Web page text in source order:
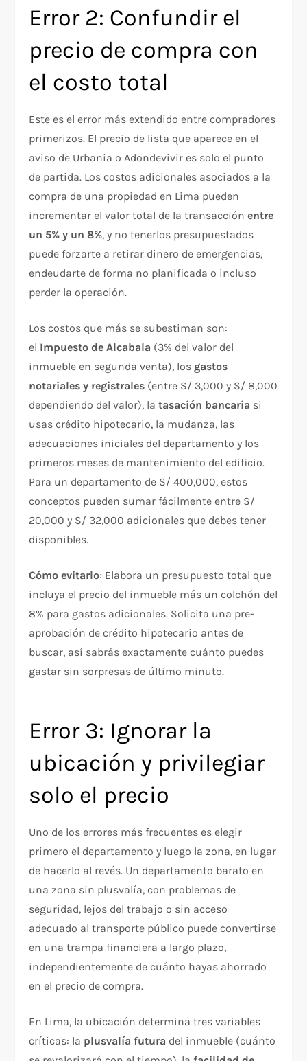
Error 2: Confundir el
precio de compra con
el costo total
Este es el error más extendido entre compradores
primerizos. El precio de lista que aparece en el
aviso de Urbania o Adondevivir es solo el punto
de partida. Los costos adicionales asociados a la
compra de una propiedad en Lima pueden
incrementar el valor total de la transacciónentre
un 5% y un 8%, y no tenerlos presupuestados
puede forzarte a retirar dinero de emergencias,
endeudarte de forma no planificada o incluso
perder la operación.
Los costos que más se subestiman son:
el Impuesto de Alcabala (3% del valor del
inmueble en segunda venta), los gastos
notariales y registrales (entre S/ 3,000 y S/ 8,000
dependiendo del valor), latasación bancaria si
usas crédito hipotecario, la mudanza, las
adecuaciones iniciales del departamento y los
primeros meses de mantenimiento del edificio.
Para un departamento de S/ 400,000, estos
conceptos pueden sumar fácilmente entre S/
20,000 y S/ 32,000 adicionales que debes tener
disponibles.
Cómo evitarlo: Elabora un presupuesto total que
incluya el precio del inmueble más un colchón del
8% para gastos adicionales. Solicita una pre-
aprobación de crédito hipotecario antes de
buscar, así sabrás exactamente cuánto puedes
gastar sin sorpresas de último minuto.
Error 3: Ignorar la
ubicación y privilegiar
solo el precio
Uno de los errores más frecuentes es elegir
primero el departamento y luego la zona, en lugar
de hacerlo al revés. Un departamento barato en
una zona sin plusvalía, con problemas de
seguridad, lejos del trabajo o sin acceso
adecuado al transporte público puede convertirse
en una trampa financiera a largo plazo,
independientemente de cuánto hayas ahorrado
en el precio de compra.
En Lima, la ubicación determina tres variables
críticas: la plusvalía futura del inmueble (cuánto